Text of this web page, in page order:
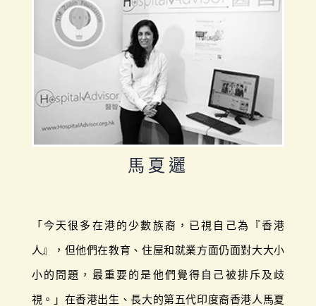
馬夏邐
「今天很多在港的少數族裔，已視自己為『香港
人』，但他們在教育、住屋和就業方面仍面對大大小
小的問題，最重要的是他們覺得自己被排斥及歧
視。」在香港出生、長大的第五代印度裔香港人馬夏